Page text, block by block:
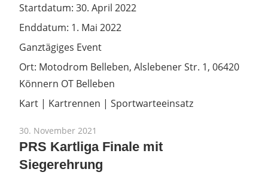
Startdatum: 30. April 2022
Enddatum: 1. Mai 2022
Ganztägiges Event
Ort: Motodrom Belleben, Alslebener Str. 1, 06420
Könnern OT Belleben
Kart | Kartrennen | Sportwarteeinsatz
30. November 2021
PRS Kartliga Finale mit
Siegerehrung